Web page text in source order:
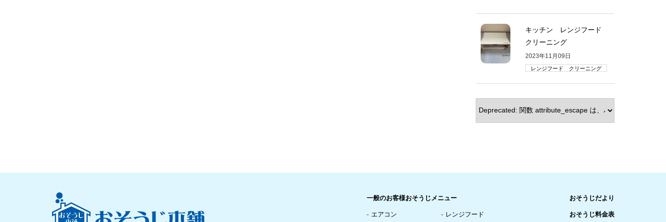
キッチン レンジフード
クリーニング
2023年11月09日
レンジフード クリーニング
一般のお客様おそうじメニュー
エアコン レンジフード
おそうじだより
おそうじ料金表